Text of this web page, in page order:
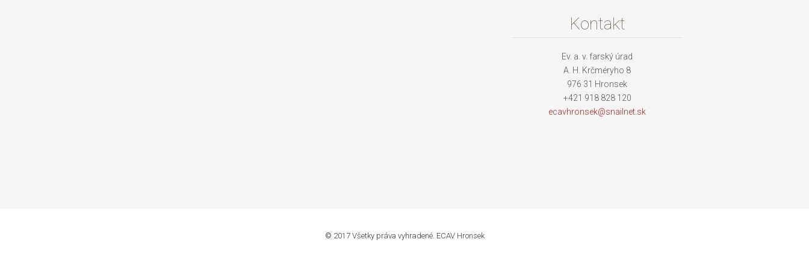
Kontakt
Ev. a. v. farský úrad
A. H. Krčméryho 8
976 31 Hronsek
+421 918 828 120
ecavhronsek@snai lnet.sk
© 2017 Všetky práva vyhradené. ECAV Hronsek